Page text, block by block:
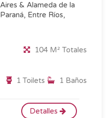
& Alameda de la
Entre Ríos,
104 M² Totales
1 Baños
1 Toilets
Detalles